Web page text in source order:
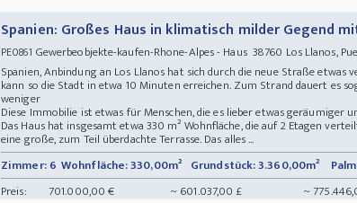
Spanien: Großes Haus in klimatisch milder Gegend
PE0861 Gewerbeobjekte-kaufen-Rhone-Alpes - Haus 38760 Los Llanos,
Spanien, Anbindung an Los Llanos hat sich durch die neue Straße etwas
kann so die Stadt in etwa 10 Minuten erreichen. Zum Strand dauert es
weniger
Diese Immobilie ist etwas für Menschen, die es lieber etwas geräumiger
Das Haus hat insgesamt etwa 330 m² Wohnfläche, die auf 2 Etagen
eine große, zum Teil überdachte Terrasse. Das alles ...
Zimmer: 6 Wohnfläche: 330,00m² Grundstück: 3.360,00m²
Preis:
701.000,00 € ~ 601.037,00 £ ~